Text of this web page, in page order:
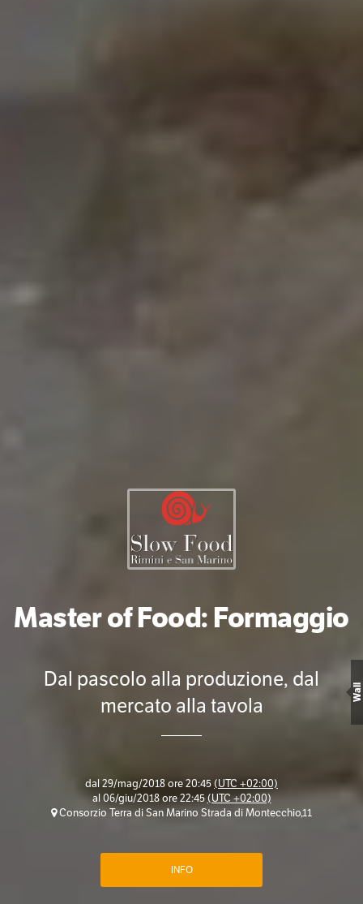
Master of Food: Formaggio
Dal pascolo alla produzione, dal
mercato alla tavola
dal 29/mag/2018 ore 20:45(UTC +02:00)
al06/giu/2018 ore 22:45(UTC +02:00)
Consorzio Terra di San Marino Strada di Montecchio,11
INFO
Wall